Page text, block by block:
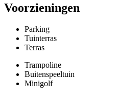
Voorzieningen
Parking
Tuinterras
Terras
Trampoline
Buitenspeeltuin
Minigolf